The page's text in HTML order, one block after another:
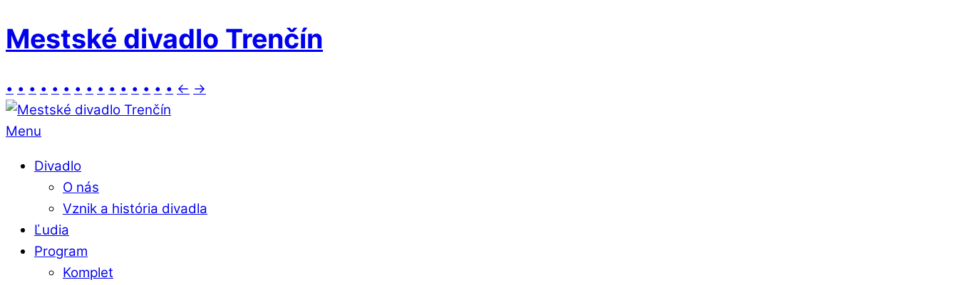
Mestské divadlo Trenčín
• • • • • • • • • • • • • • • ← →
Menu
Divadlo
O nás
Vznik a história divadla
Ľudia
Program
Komplet